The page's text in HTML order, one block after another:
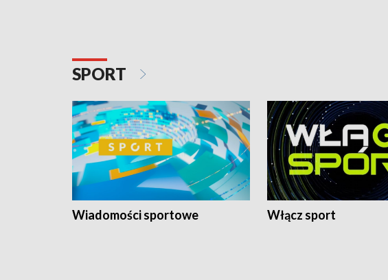
SPORT
Wiadomości sportowe Włącz sport